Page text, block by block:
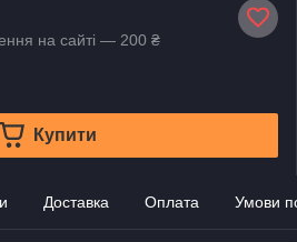
на сайті — 200 ₴
Купити
Доставка Оплата Умови